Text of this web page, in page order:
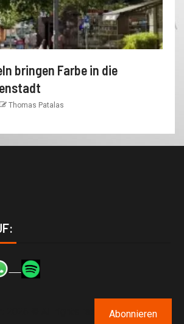
bringen Farbe in die
Thomas Patalas
2026 © All rights reserved.|Newsever
Abonnieren